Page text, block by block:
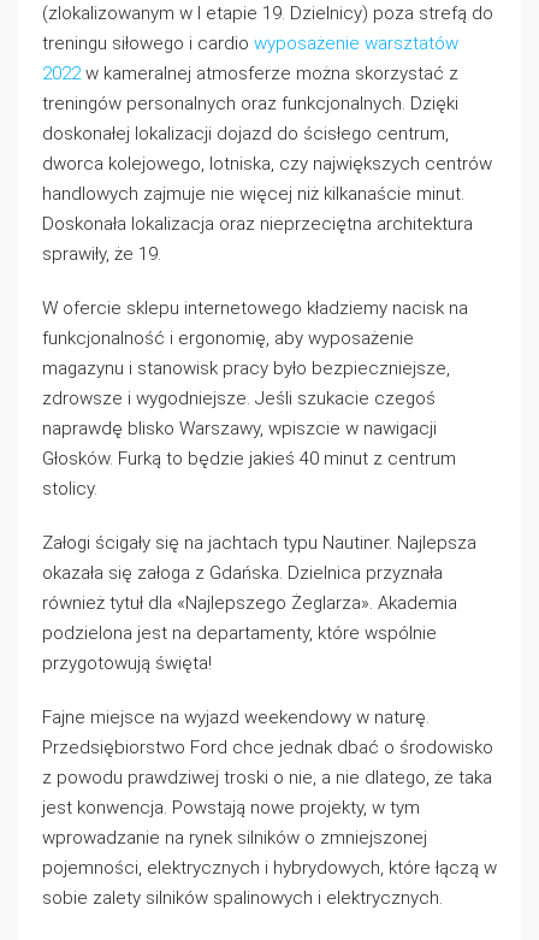
(zlokalizowanym w I etapie 19. Dzielnicy) poza strefą do
treningu siłowego i cardio wyposażenie warsztatów
2022w kameralnej atmosferze można skorzystać z
treningów personalnych oraz funkcjonalnych. Dzięki
doskonałej lokalizacji dojazd do ścisłego centrum,
dworca kolejowego, lotniska, czy największych centrów
handlowych zajmuje nie więcej niż kilkanaście minut.
Doskonała lokalizacja oraz nieprzeciętna architektura
sprawiły, że 19.
W ofercie sklepu internetowego kładziemy nacisk na
funkcjonalność i ergonomię, aby wyposażenie
magazynu i stanowisk pracy było bezpieczniejsze,
zdrowsze i wygodniejsze. Jeśli szukacie czegoś
naprawdę blisko Warszawy, wpiszcie w nawigacji
Głosków. Furką to będzie jakieś 40 minut z centrum
stolicy.
Załogi ścigały się na jachtach typu Nautiner. Najlepsza
okazała się załoga z Gdańska. Dzielnica przyznała
również tytuł dla «Najlepszego Żeglarza». Akademia
podzielona jest na departamenty, które wspólnie
przygotowują święta!
Fajne miejsce na wyjazd weekendowy w naturę.
Przedsiębiorstwo Ford chce jednak dbać o środowisko
z powodu prawdziwej troski o nie, a nie dlatego, że taka
jest konwencja. Powstają nowe projekty, w tym
wprowadzanie na rynek silników o zmniejszonej
pojemności, elektrycznych i hybrydowych, które łączą w
sobie zalety silników spalinowych i elektrycznych.